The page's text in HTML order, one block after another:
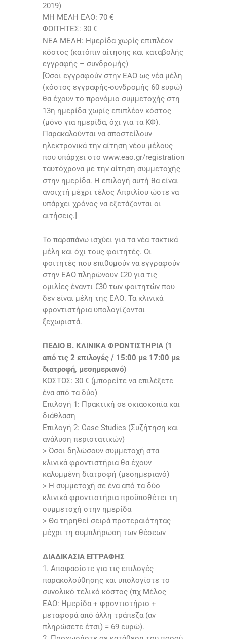
2019)
ΜΗ ΜΕΛΗ ΕΑΟ: 70 €
ΦΟΙΤΗΤΕΣ: 30 €
ΝΕΑ ΜΕΛΗ: Ημερίδα χωρίς επιπλέον
κόστος (κατόπιν αίτησης και καταβολής
εγγραφής – συνδρομής)
[Όσοι εγγραφούν στην ΕΑΟ ως νέα μέλη
(κόστος εγγραφής-συνδρομής 60 ευρώ)
θα έχουν το προνόμιο συμμετοχής στη
13η ημερίδα χωρίς επιπλέον κόστος
(μόνο για ημερίδα, όχι για τα ΚΦ).
Παρακαλούνται να αποστείλουν
ηλεκτρονικά την αίτηση νέου μέλους
που υπάρχει στο www.eao.gr/registration
ταυτόχρονα με την αίτηση συμμετοχής
στην ημερίδα. Η επιλογή αυτή θα είναι
ανοιχτή μέχρι τέλος Απριλίου ώστε να
υπάρχει χρόνος να εξετάζονται οι
αιτήσεις.]
Το παραπάνω ισχύει για τα νέα τακτικά
μέλη και όχι τους φοιτητές. Οι
φοιτητές που επιθυμούν να εγγραφούν
στην ΕΑΟ πληρώνουν €20 για τις
ομιλίες έναντι €30 των φοιτητών που
δεν είναι μέλη της ΕΑΟ. Τα κλινικά
φροντιστήρια υπολογίζονται
ξεχωριστά.
ΠΕΔΙΟ Β. ΚΛΙΝΙΚΑ ΦΡΟΝΤΙΣΤΗΡΙΑ (1
από τις 2 επιλογές / 15:00 με 17:00 με
διατροφή, μεσημεριανό)
ΚΟΣΤΟΣ: 30 € (μπορείτε να επιλέξετε
ένα από τα δύο)
Επιλογή 1: Πρακτική σε σκιασκοπία και
διάθλαση
Επιλογή 2: Case Studies (Συζήτηση και
ανάλυση περιστατικών)
> Όσοι δηλώσουν συμμετοχή στα
κλινικά φροντιστήρια θα έχουν
καλυμμένη διατροφή (μεσημεριανό)
> Η συμμετοχή σε ένα από τα δύο
κλινικά φροντιστήρια προϋποθέτει τη
συμμετοχή στην ημερίδα
> Θα τηρηθεί σειρά προτεραιότητας
μέχρι τη συμπλήρωση των θέσεων
ΔΙΑΔΙΚΑΣΙΑ ΕΓΓΡΑΦΗΣ
1. Αποφασίστε για τις επιλογές
παρακολούθησης και υπολογίστε το
συνολικό τελικό κόστος (πχ Μέλος
ΕΑΟ: Ημερίδα + φροντιστήριο +
μεταφορά από άλλη τράπεζα (αν
πληρώσετε έτσι) = 69 ευρώ).